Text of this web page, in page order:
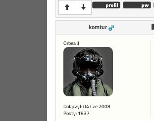
komtur
Orbea :)
Dołączył: 04 Cze 2008
Posty: 1837